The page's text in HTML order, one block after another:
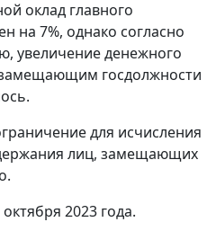
оклад главного
на 7%, однако согласно
увеличение денежного
госдолжности
для исчисления
лиц, замещающих
2023 года.